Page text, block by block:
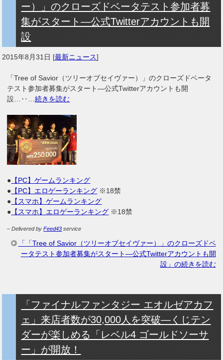
ー）」のクローズドベータテスト参加者募
集がスタート―公式Twitterアカウントも開
設
2015年8月31日 [最新ニュース]
「Tree of Savior（ツリーオブセイヴァー）」のクローズドベータ
テスト参加者募集がスタート―公式Twitterアカウントも開
設…‥…続きを読む
● 【PC】ゲームランキング
● 【PC】エロゲーランキング ※18禁
● 【スマホ】ゲームランキング
● 【スマホ】エロゲーランキング ※18禁
– Delivered byFeed43 service
「「Tree of Savior（ツリーオブセイヴァー）」のクローズドベ
ータテスト参加者募集がスタート―公式Twitterアカウントも開
設」の続きを読む
「ファイナルファンタジー エオルゼアカフ
ェ」来店者数が30,000人を突破―くじテン
ダーが楽しめる「レベル4 ゴールドソーサ
ー」が開放！